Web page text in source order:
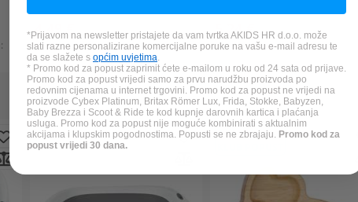
4,49 €
*Najniža cijena u zadnjih 30 dana:
3,97 €
5,24 €
*Najniža cijena u zadnjih 30 dana:
20%
*Prijavom na newsletter pristajete da vam tvrtka AKIDS HR d.o.o. može
slati razne personalizirane komercijalne poruke na vašu e-mail adresu te
da se slažete s općim uvjetima
* Promo kod za popust zaprimit ćete e-mailom u roku od 24 sata od prijave.
Promo kod za popust vrijedi samo za prvu narudžbu proizvoda po
redovnim cijenama u internet trgovini. Promo kod za popust ne vrijedi na
proizvode Cybex Platinum, Britax Römer Lux, Frida, Stokke, Babyzen,
Baby Brezza i Scoot & Ride te kod kupnje darovnih kartica i plaćanja
usluga. Promo kod za popust nije moguće kombinirati s aktualnim
akcijama i klupskim pogodnostima. Popusti se ne zbrajaju. Promo kod za
popust vrijedi 30 dana.